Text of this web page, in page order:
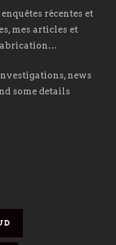
récentes et
mes articles et
fabrication…
news
some details